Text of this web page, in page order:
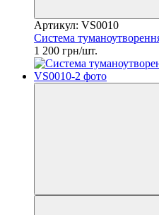
Артикул: VS0010
Система
1 200 грн/шт.